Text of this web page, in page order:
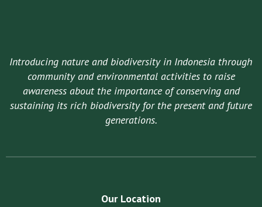
Introducing nature and biodiversity in Indonesia through
community and environmental activities to raise
awareness about the importance of conserving and
sustaining its rich biodiversity for the present and future
generations.
Our Location